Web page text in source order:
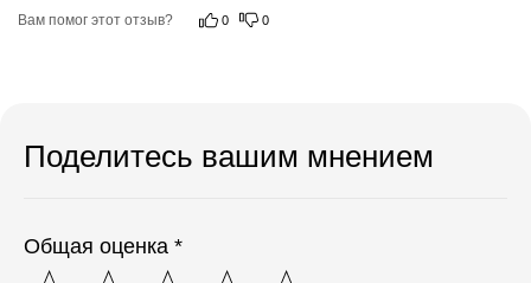
Вам помог этот отзыв? 0 0
Поделитесь вашим мнением
Общая оценка *